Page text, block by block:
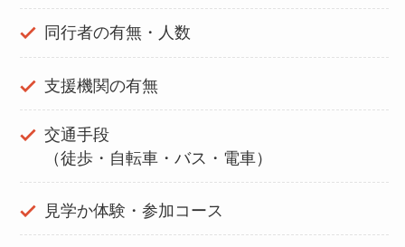
同行者の有無・人数
支援機関の有無
交通手段
（徒歩・自転車・バス・電車）
見学か体験・参加コース